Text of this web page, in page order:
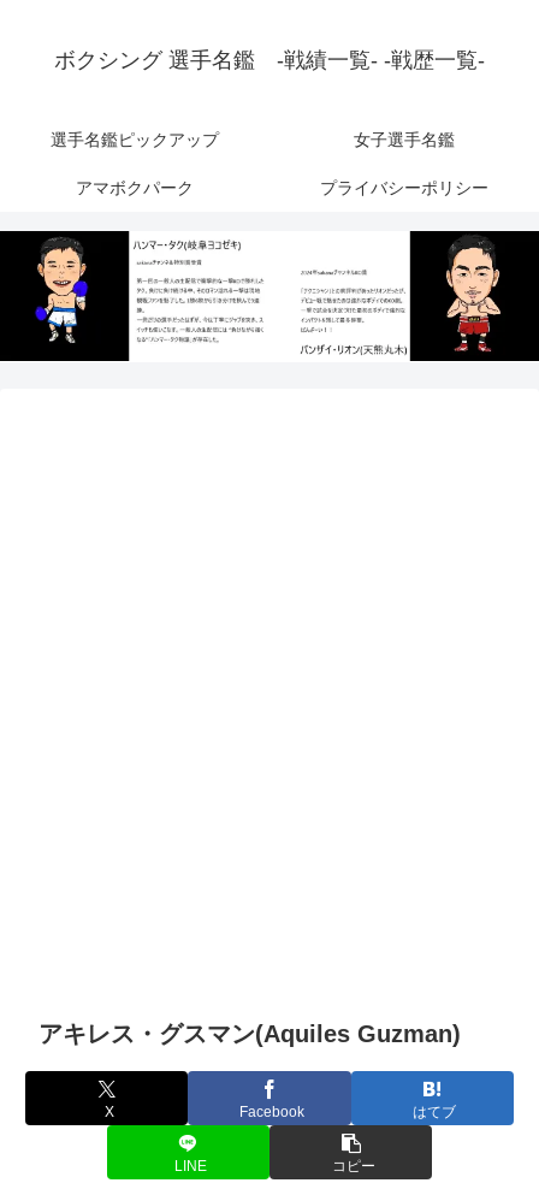
ボクシング 選手名鑑 -戦績一覧- -戦歴一覧-
選手名鑑ピックアップ 女子選手名鑑
アマボクパーク プライバシーポリシー
アキレス・グスマン(Aquiles Guzman)
X Facebook はてブ
LINE コピー